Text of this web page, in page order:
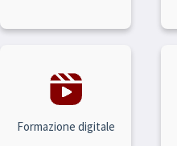
Formazione digitale